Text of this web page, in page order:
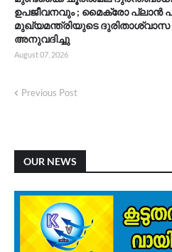
ഉപജീവനവും ; മൈക്രോ പ്ലാൻ
മുഖ്യമന്ത്രിയുടെ ദുരിതാശ്വാസ
അനുവദിച്ചു
August 07, 2026
Previous Post
OUR NEWS